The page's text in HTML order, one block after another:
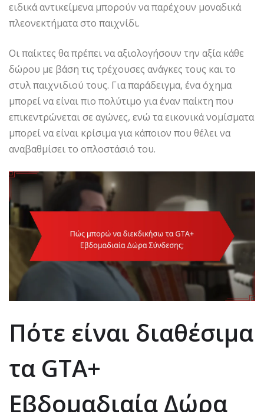
ειδικά αντικείμενα μπορούν να παρέχουν μοναδικά
πλεονεκτήματα στο παιχνίδι.
Οι παίκτες θα πρέπει να αξιολογήσουν την αξία κάθε
δώρου με βάση τις τρέχουσες ανάγκες τους και το
στυλ παιχνιδιού τους. Για παράδειγμα, ένα όχημα
μπορεί να είναι πιο πολύτιμο για έναν παίκτη που
επικεντρώνεται σε αγώνες, ενώ τα εικονικά νομίσματα
μπορεί να είναι κρίσιμα για κάποιον που θέλει να
αναβαθμίσει το οπλοστάσιό του.
Πότε είναι διαθέσιμα
τα GTA+
Εβδομαδιαία Δώρα